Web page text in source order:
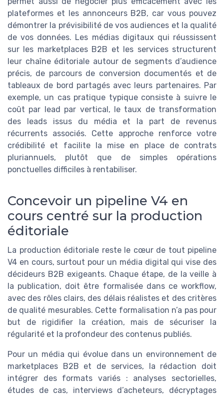
plateformes et les annonceurs B2B, car vous pouvez
démontrer la prévisibilité de vos audiences et la qualité
de vos données. Les médias digitaux qui réussissent
sur les marketplaces B2B et les services structurent
leur chaîne éditoriale autour de segments d’audience
précis, de parcours de conversion documentés et de
tableaux de bord partagés avec leurs partenaires. Par
exemple, un cas pratique typique consiste à suivre le
coût par lead par vertical, le taux de transformation
des leads issus du média et la part de revenus
récurrents associés. Cette approche renforce votre
crédibilité et facilite la mise en place de contrats
pluriannuels, plutôt que de simples opérations
ponctuelles difficiles à rentabiliser.
Concevoir un pipeline V4 en
cours centré sur la production
éditoriale
La production éditoriale reste le cœur de tout pipeline
V4 en cours, surtout pour un média digital qui vise des
décideurs B2B exigeants. Chaque étape, de la veille à
la publication, doit être formalisée dans ce workflow,
avec des rôles clairs, des délais réalistes et des critères
de qualité mesurables. Cette formalisation n’a pas pour
but de rigidifier la création, mais de sécuriser la
régularité et la profondeur des contenus publiés.
Pour un média qui évolue dans un environnement de
marketplaces B2B et de services, la rédaction doit
intégrer des formats variés : analyses sectorielles,
études de cas, interviews d’acheteurs, décryptages